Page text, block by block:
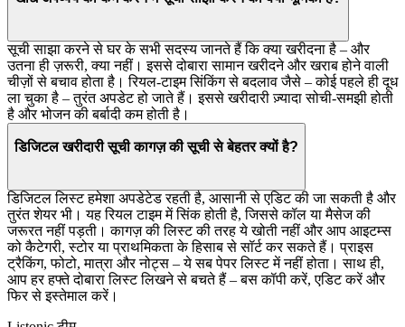
सूची साझा करने से घर के सभी सदस्य जानते हैं कि क्या खरीदना है – और
उतना ही ज़रूरी, क्या नहीं। इससे दोबारा सामान खरीदने और खराब होने वाली
चीज़ों से बचाव होता है। रियल-टाइम सिंकिंग से बदलाव जैसे – कोई पहले ही दूध
ला चुका है – तुरंत अपडेट हो जाते हैं। इससे खरीदारी ज़्यादा सोची-समझी होती
है और भोजन की बर्बादी कम होती है।
डिजिटल खरीदारी सूची कागज़ की सूची से बेहतर क्यों है?
डिजिटल लिस्ट हमेशा अपडेटेड रहती है, आसानी से एडिट की जा सकती है और
तुरंत शेयर भी। यह रियल टाइम में सिंक होती है, जिससे कॉल या मैसेज की
जरूरत नहीं पड़ती। कागज़ की लिस्ट की तरह ये खोती नहीं और आप आइटम्स
को कैटेगरी, स्टोर या प्राथमिकता के हिसाब से सॉर्ट कर सकते हैं। प्राइस
ट्रैकिंग, फोटो, मात्रा और नोट्स – ये सब पेपर लिस्ट में नहीं होता। साथ ही,
आप हर हफ्ते दोबारा लिस्ट लिखने से बचते हैं – बस कॉपी करें, एडिट करें और
फिर से इस्तेमाल करें।